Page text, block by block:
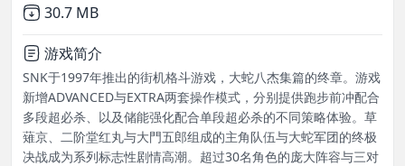
Not downloaded
30.7 MB
游戏简介
SNK于1997年推出的街机格斗游戏，大蛇八杰集篇的终章。游戏
新增ADVANCED与EXTRA两套操作模式，分别提供跑步前冲配合
多段超必杀、以及储能强化配合单段超必杀的不同策略体验。草
薙京、二阶堂红丸与大門五郎组成的主角队伍与大蛇军团的终极
决战成为系列标志性剧情高潮。超过30名角色的庞大阵容与三对